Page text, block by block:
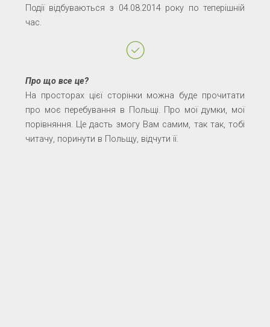
Події відбуваються з 04.08.2014 року по теперішній
час.
Про що все це?
На просторах цієї сторінки можна буде прочитати
про моє перебування в Польщі. Про мої думки, мої
порівняння. Це дасть змогу Вам самим, так так, тобі
читачу, поринути в Польщу, відчути її.